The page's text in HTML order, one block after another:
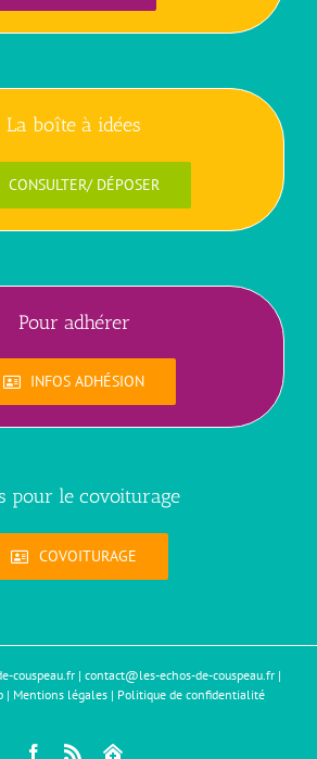
La boîte à idées
CONSULTER/ DÉPOSER
Pour adhérer
INFOS ADHÉSION
pour le covoiturage
COVOITURAGE
couspeau.fr| contact@les-echos-de-couspeau.fr|
| Mentions légales | Politique de confidentialité
Facebook
Rss Mon